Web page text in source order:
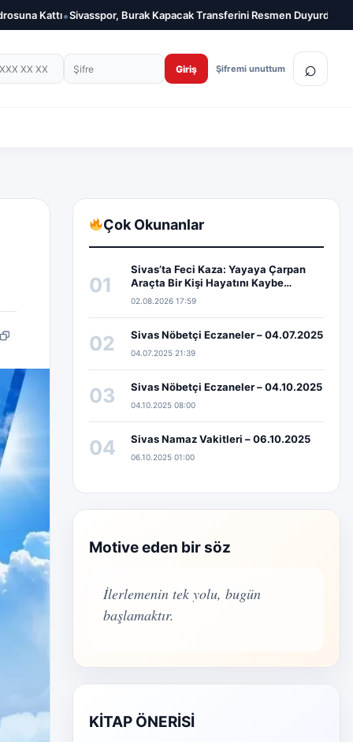
•Sivasspor, Burak Kapacak Transferini Resmen Duyurdu•Sivasspor,
numarası Şifre Giriş Şifremi unuttum ⌕
Bağlantıyı kopyala
Çok Okunanlar
01
Sivas’ta Feci Kaza: Yayaya Çarpan
Araçta Bir Kişi Hayatını Kaybe…
02.08.2026 17:59
02 Sivas Nöbetçi Eczaneler – 04.07.2025
04.07.2025 21:39
03 Sivas Nöbetçi Eczaneler – 04.10.2025
04.10.2025 08:00
04 Sivas Namaz Vakitleri – 06.10.2025
06.10.2025 01:00
Motive eden bir söz
İlerlemenin tek yolu, bugün
başlamaktır.
KİTAP ÖNERİSİ